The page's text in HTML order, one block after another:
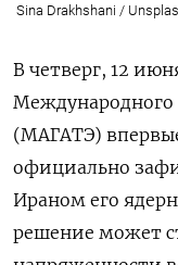
Sina Drakhshani /
В четверг, 12
Международного
(МАГАТЭ)
официально
Ираном его
решение может